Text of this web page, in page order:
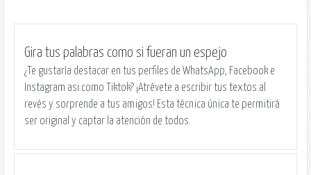
Gira tus palabras como si fueran un espejo
¿Te gustaría destacar en tus perfiles de WhatsApp, Facebook e
Instagram asi como Tiktok? ¡Atrévete a escribir tus textos al
revés y sorprende a tus amigos! Esta técnica única te permitirá
ser original y captar la atención de todos.